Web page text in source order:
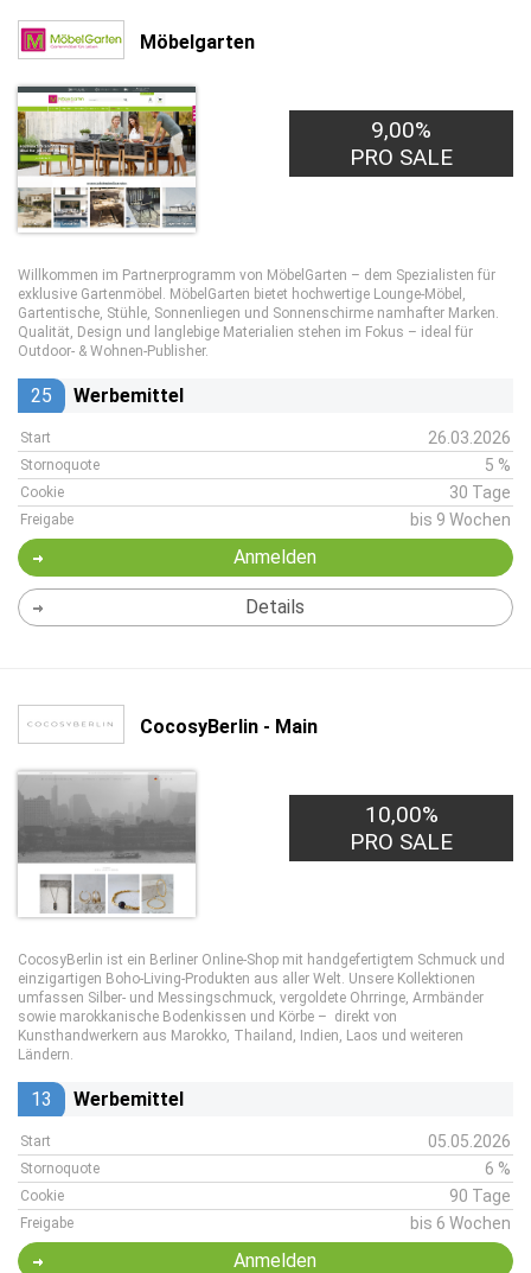
Möbelgarten
9,00%
PRO SALE
Willkommen im Partnerprogramm von MöbelGarten – dem Spezialisten für
exklusive Gartenmöbel. MöbelGarten bietet hochwertige Lounge‑Möbel,
Gartentische, Stühle, Sonnenliegen und Sonnenschirme namhafter Marken.
Qualität, Design und langlebige Materialien stehen im Fokus – ideal für
Outdoor‑ & Wohnen‑Publisher.
25 Werbemittel
Start 26.03.2026
Stornoquote 5 %
Cookie 30 Tage
Freigabe bis 9 Wochen
Anmelden
Details
CocosyBerlin - Main
10,00%
PRO SALE
CocosyBerlin ist ein Berliner Online-Shop mit handgefertigtem Schmuck und
einzigartigen Boho-Living-Produkten aus aller Welt. Unsere Kollektionen
umfassen Silber- und Messingschmuck, vergoldete Ohrringe, Armbänder
sowie marokkanische Bodenkissen und Körbe – direkt von
Kunsthandwerkern aus Marokko, Thailand, Indien, Laos und weiteren
Ländern.
13 Werbemittel
Start 05.05.2026
Stornoquote 6 %
Cookie 90 Tage
Freigabe bis 6 Wochen
Anmelden